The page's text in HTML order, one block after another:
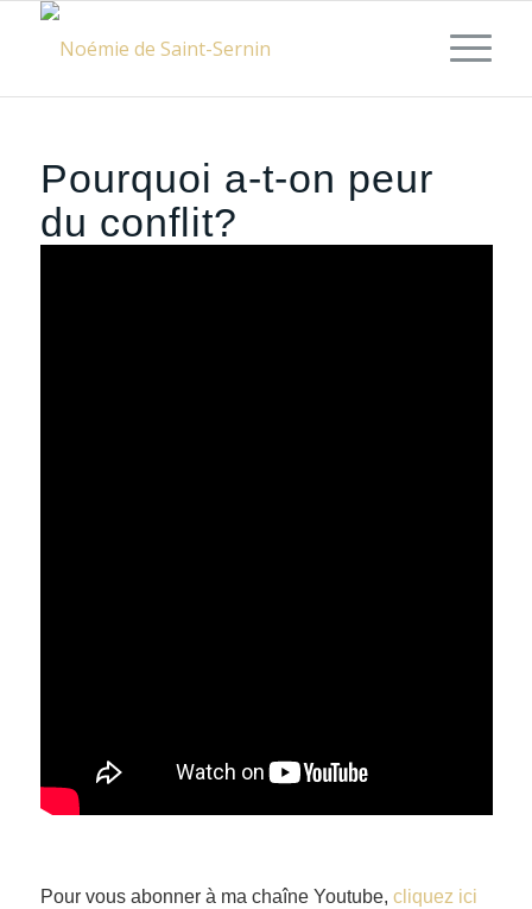
Pourquoi a-t-on peur
du conflit?
Pour vous abonner à ma chaîne Youtube, cliquez ici